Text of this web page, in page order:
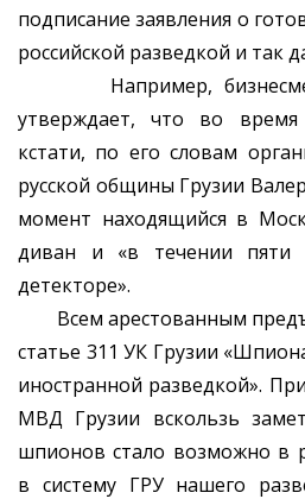
подписание заявления о
российской разведкой и так
Например, бизнесмен
утверждает, что во
кстати, по его словам
русской общины Грузии
момент находящийся в
диван и «в течении пяти
детекторе».
Всем арестованным
статье 311 УК Грузии
иностранной разведкой».
МВД Грузии вскользь
шпионов стало возможно в
в систему ГРУ нашего